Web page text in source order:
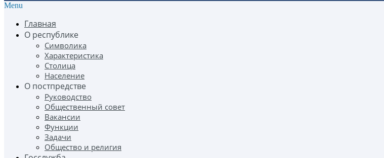
Menu
Главная
О республике
Символика
Характеристика
Столица
Население
О постпредстве
Руководство
Общественный совет
Вакансии
Функции
Задачи
Общество и религия